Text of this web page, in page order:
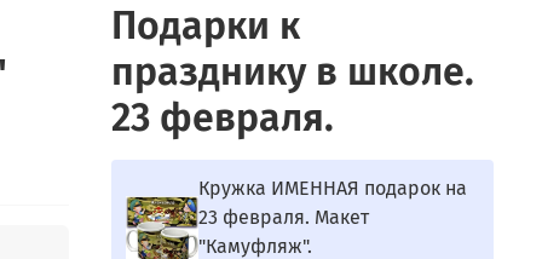
Подарки к
празднику в школе.
23 февраля.
Кружка ИМЕННАЯ подарок на
23 февраля. Макет
"Камуфляж".